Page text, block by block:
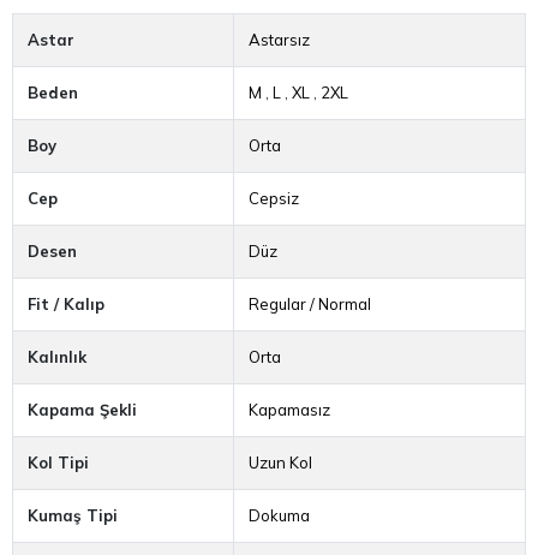
Astar Astarsız
Beden M L XL 2XL
Boy Orta
Cep Cepsiz
Desen Düz
Fit / Kalıp Regular / Normal
Kalınlık Orta
Kapama Şekli Kapamasız
Kol Tipi Uzun Kol
Kumaş Tipi Dokuma